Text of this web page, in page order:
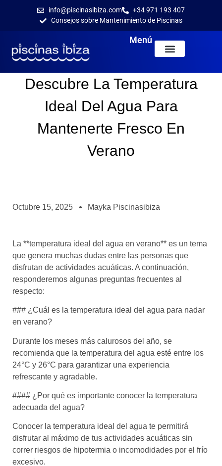
info@piscinasibiza.com
+34 971 193 407
Consejos sobre Mantenimiento de Piscinas
Menú
Descubre La Temperatura
Ideal Del Agua Para
Mantenerte Fresco En
Verano
Octubre 15, 2025 Mayka Piscinasibiza
La **temperatura ideal del agua en verano** es un tema
que genera muchas dudas entre las personas que
disfrutan de actividades acuáticas. A continuación,
responderemos algunas preguntas frecuentes al
respecto:
### ¿Cuál es la temperatura ideal del agua para nadar
en verano?
Durante los meses más calurosos del año, se
recomienda que la temperatura del agua esté entre los
24°C y 26°C para garantizar una experiencia
refrescante y agradable.
#### ¿Por qué es importante conocer la temperatura
adecuada del agua?
Conocer la temperatura ideal del agua te permitirá
disfrutar al máximo de tus actividades acuáticas sin
correr riesgos de hipotermia o incomodidades por el frío
excesivo.